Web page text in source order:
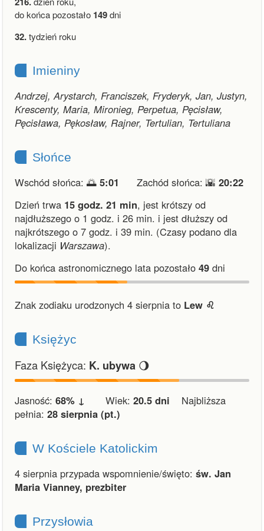
do końca pozostało 149dni
32.tydzień roku
Imieniny
Andrzej, Arystarch, Franciszek, Fryderyk, Jan, Justyn,
Krescenty, Maria, Mironieg, Perpetua, Pęcisław,
Pęcisława, Pękosław, Rajner, Tertulian, Tertuliana
Słońce
Wschód słońca: 🌅 5:01 Zachód słońca: 🌇 20:22
Dzień trwa 15 godz. 21 min, jest krótszy od
najdłuższego o 1 godz. i 26 min. i jest dłuższy od
najkrótszego o 7 godz. i 39 min. (Czasy podano dla
lokalizacji Warszawa).
Do końca astronomicznego lata pozostało 49 dni
Znak zodiaku urodzonych 4 sierpnia to Lew ♌︎
Księżyc
Faza Księżyca: K. ubywa 🌖
Jasność: 68% ↓ Wiek: 20.5 dni Najbliższa
pełnia: 28 sierpnia (pt.)
W Kościele Katolickim
4 sierpnia przypada wspomnienie/święto: św. Jan
Maria Vianney, prezbiter
Przysłowia